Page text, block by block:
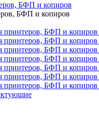
БФП и копиров
БФП и копиров